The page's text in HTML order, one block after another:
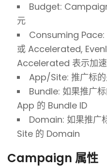
Budget:
元
Consuming Pace:
或 Accelerated,
Accelerated 表示加
App/Site: 推广标
Bundle: 如果推广
App 的 Bundle ID
Domain: 如果推广
Site 的 Domain
Campaign 属性